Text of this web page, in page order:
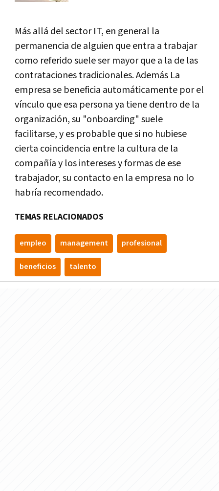
Más allá del sector IT, en general la
permanencia de alguien que entra a trabajar
como referido suele ser mayor que a la de las
contrataciones tradicionales. Además La
empresa se beneficia automáticamente por el
vínculo que esa persona ya tiene dentro de la
organización, su "onboarding" suele
facilitarse, y es probable que si no hubiese
cierta coincidencia entre la cultura de la
compañía y los intereses y formas de ese
trabajador, su contacto en la empresa no lo
habría recomendado.
TEMAS RELACIONADOS
empleo management profesional
beneficios talento